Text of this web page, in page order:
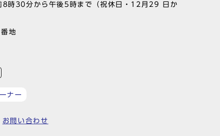
8時30分から午後5時まで（祝休日・12月29 日か
地
ナー
お問い合わせ